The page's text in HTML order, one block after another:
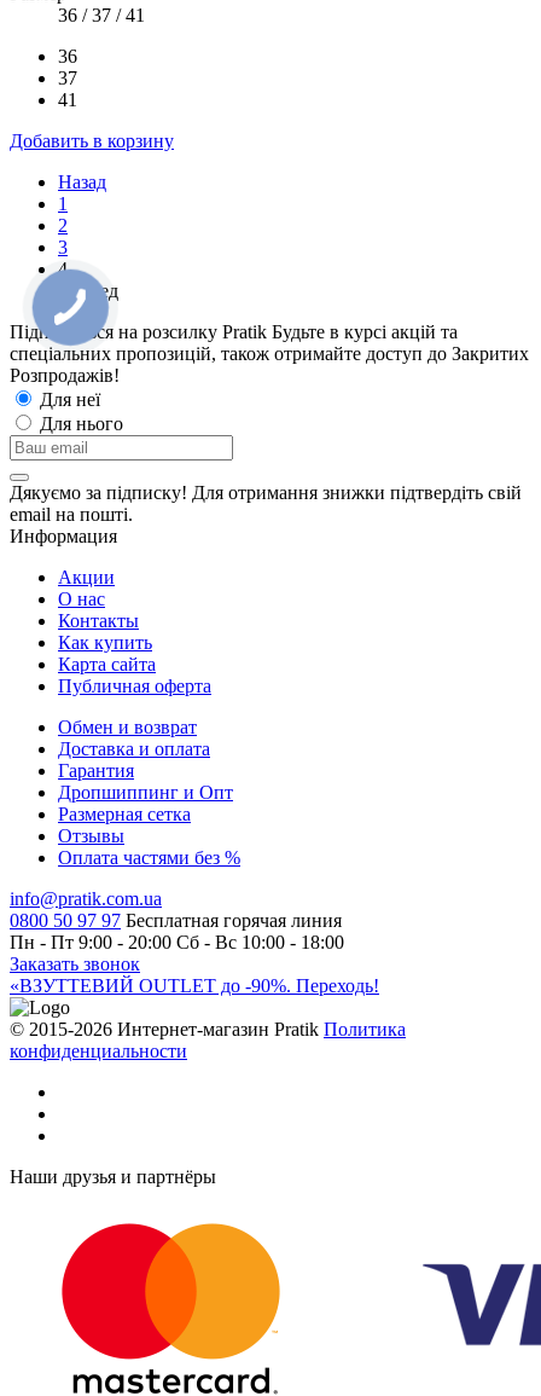
36 / 37 / 41
36
37
41
Добавить в корзину
Назад
1
2
3
4
Вперед
Підпишіться на розсилку Pratik Будьте в курсі акцій та
спеціальних пропозицій, також отримайте доступ до Закритих
Розпродажiв!
Для неї
Для нього
Дякуємо за підписку! Для отримання знижки підтвердіть свій
email на пошті.
Информация
Акции
О нас
Контакты
Как купить
Карта сайта
Публичная оферта
Обмен и возврат
Доставка и оплата
Гарантия
Дропшиппинг и Опт
Размерная сетка
Отзывы
Оплата частями без %
info@pratik.com.ua
0800 50 97 97 Бесплатная горячая линия
Пн - Пт 9:00 - 20:00 Сб - Вс 10:00 - 18:00
Заказать звонок
«ВЗУТТЕВИЙ OUTLET до -90%. Переходь!
© 2015-2026 Интернет-магазин Pratik Политика
конфиденциальности
Наши друзья и партнёры